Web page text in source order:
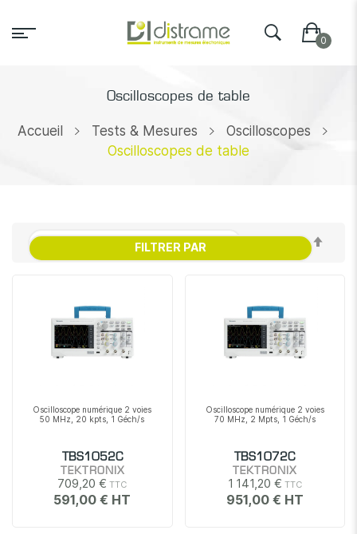
Oscilloscopes de table
Accueil Tests & Mesures
Oscilloscopes
Oscilloscopes de table
Oscilloscope numérique 2 voies
50 MHz, 20 kpts, 1 Géch/s
TBS1052C
TEKTRONIX
709,20 €
591,00 €
Oscilloscope numérique 2 voies
70 MHz, 2 Mpts, 1 Géch/s
TBS1072C
TEKTRONIX
1 141,20 €
951,00 €
FILTRER PAR